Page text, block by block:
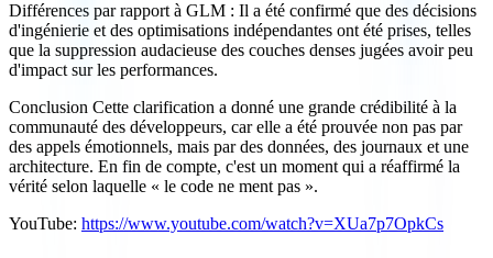
Différences par rapport à GLM : Il a été confirmé que des décisions
d'ingénierie et des optimisations indépendantes ont été prises, telles
que la suppression audacieuse des couches denses jugées avoir peu
d'impact sur les performances.
Conclusion Cette clarification a donné une grande crédibilité à la
communauté des développeurs, car elle a été prouvée non pas par
des appels émotionnels, mais par des données, des journaux et une
architecture. En fin de compte, c'est un moment qui a réaffirmé la
vérité selon laquelle « le code ne ment pas ».
YouTube: https://www.youtube.com/watch?v=XUa7p7OpkCs